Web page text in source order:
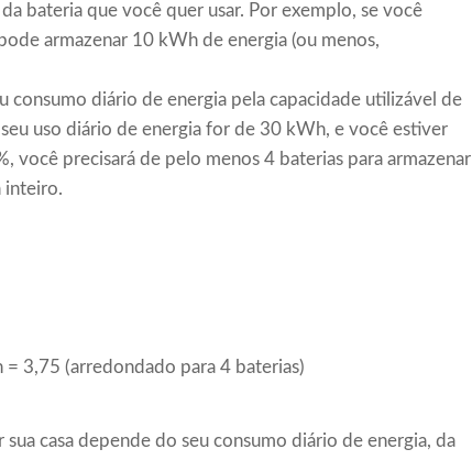
bateria que você quer usar. Por exemplo, se você
armazenar 10 kWh de energia (ou menos,
consumo diário de energia pela capacidade utilizável de
uso diário de energia for de 30 kWh, e você estiver
você precisará de pelo menos 4 baterias para armazenar
inteiro.
3,75 (arredondado para 4 baterias)
casa depende do seu consumo diário de energia, da